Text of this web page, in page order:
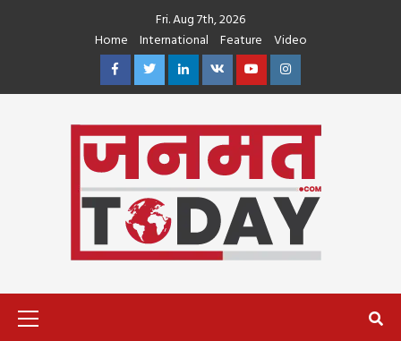
Fri. Aug 7th, 2026
Home
International Feature
Video
FacebookTwitterLinkedin
VK YoutubeInstagram